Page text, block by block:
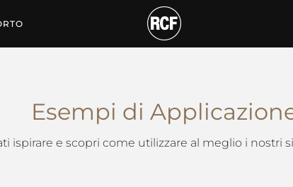
Esempi di
ispirare e scopri come utilizzare al meglio i nostri